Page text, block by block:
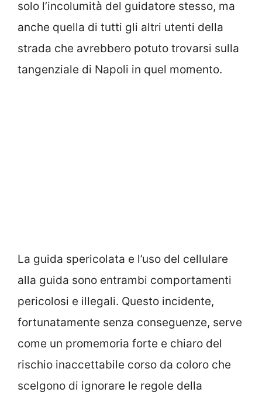
solo l’incolumità del guidatore stesso, ma
anche quella di tutti gli altri utenti della
strada che avrebbero potuto trovarsi sulla
tangenziale di Napoli in quel momento.
La guida spericolata e l’uso del cellulare
alla guida sono entrambi comportamenti
pericolosi e illegali. Questo incidente,
fortunatamente senza conseguenze, serve
come un promemoria forte e chiaro del
rischio inaccettabile corso da coloro che
scelgono di ignorare le regole della